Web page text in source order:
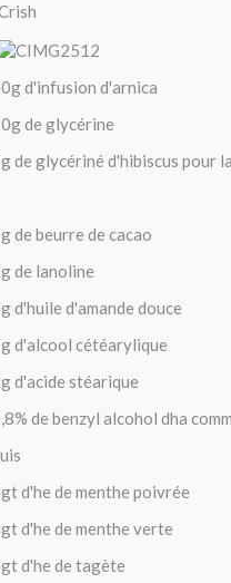
d'infusion d'arnica
de glycérine
de glycériné d'hibiscus pour
de beurre de cacao
de lanoline
d'huile d'amande douce
d'alcool cétéarylique
d'acide stéarique
de benzyl alcohol dha
d'he de menthe poivrée
d'he de menthe verte
d'he de tagète